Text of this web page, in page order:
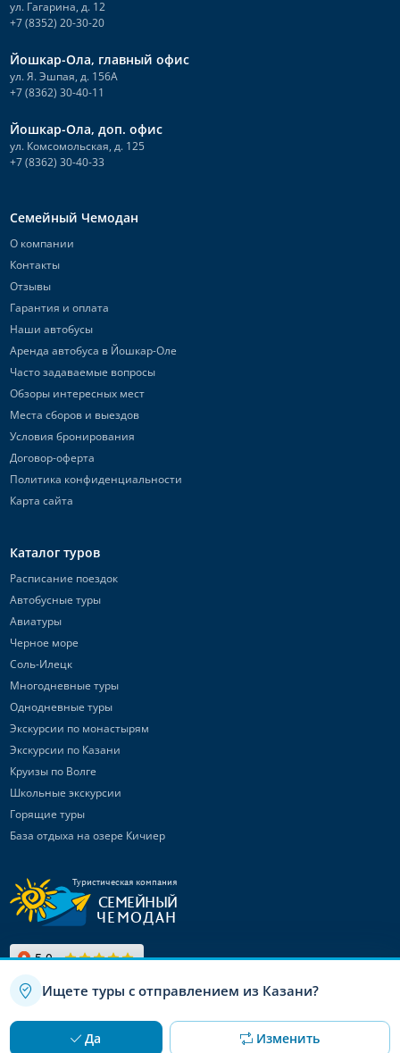
Ищете туры с отправлением из Казани?
Да Изменить
ул. Гагарина, д. 12
+7 (8352) 20-30-20
Йошкар-Ола, главный офис
ул. Я. Эшпая, д. 156А
+7 (8362) 30-40-11
Йошкар-Ола, доп. офис
ул. Комсомольская, д. 125
+7 (8362) 30-40-33
Семейный Чемодан
О компании
Контакты
Отзывы
Гарантия и оплата
Наши автобусы
Аренда автобуса в Йошкар-Оле
Часто задаваемые вопросы
Обзоры интересных мест
Места сборов и выездов
Условия бронирования
Договор-оферта
Политика конфиденциальности
Карта сайта
Каталог туров
Расписание поездок
Автобусные туры
Авиатуры
Черное море
Соль-Илецк
Многодневные туры
Однодневные туры
Экскурсии по монастырям
Экскурсии по Казани
Круизы по Волге
Школьные экскурсии
Горящие туры
База отдыха на озере Кичиер
Туристическая компания
СЕМЕЙНЫЙ
ЧЕМОДАН
Используя данный сайт, вы даете согласие на использование
файлов cookie